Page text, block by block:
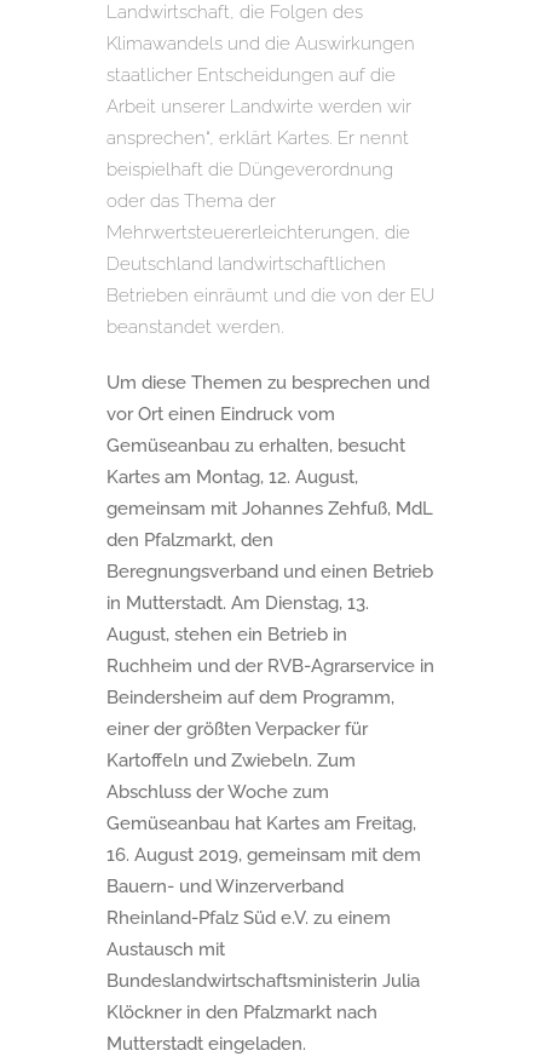
Landwirtschaft, die Folgen des
Klimawandels und die Auswirkungen
staatlicher Entscheidungen auf die
Arbeit unserer Landwirte werden wir
ansprechen“, erklärt Kartes. Er nennt
beispielhaft die Düngeverordnung
oder das Thema der
Mehrwertsteuererleichterungen, die
Deutschland landwirtschaftlichen
Betrieben einräumt und die von der EU
beanstandet werden.
Um diese Themen zu besprechen und
vor Ort einen Eindruck vom
Gemüseanbau zu erhalten, besucht
Kartes am Montag, 12. August,
gemeinsam mit Johannes Zehfuß, MdL
den Pfalzmarkt, den
Beregnungsverband und einen Betrieb
in Mutterstadt. Am Dienstag, 13.
August, stehen ein Betrieb in
Ruchheim und der RVB-Agrarservice in
Beindersheim auf dem Programm,
einer der größten Verpacker für
Kartoffeln und Zwiebeln. Zum
Abschluss der Woche zum
Gemüseanbau hat Kartes am Freitag,
16. August 2019, gemeinsam mit dem
Bauern- und Winzerverband
Rheinland-Pfalz Süd e.V. zu einem
Austausch mit
Bundeslandwirtschaftsministerin Julia
Klöckner in den Pfalzmarkt nach
Mutterstadt eingeladen.